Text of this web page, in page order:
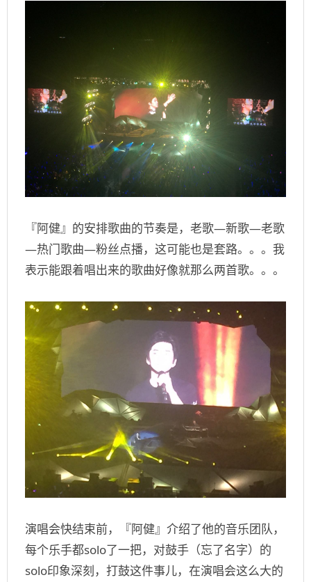
『阿健』的安排歌曲的节奏是，老歌—新歌—老歌
—热门歌曲—粉丝点播，这可能也是套路。。。我
表示能跟着唱出来的歌曲好像就那么两首歌。。。
演唱会快结束前，『阿健』介绍了他的音乐团队，
每个乐手都solo了一把，对鼓手（忘了名字）的
solo印象深刻，打鼓这件事儿，在演唱会这么大的